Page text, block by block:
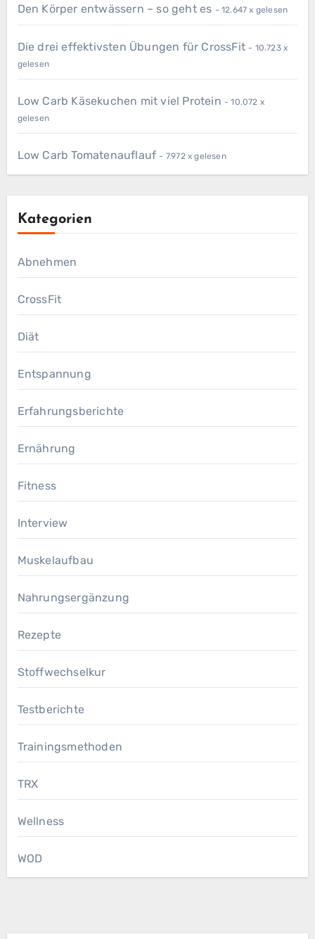
Den Körper entwässern – so geht es - 12.647 x gelesen
Die drei effektivsten Übungen für CrossFit - 10.723 x
gelesen
Low Carb Käsekuchen mit viel Protein - 10.072 x
gelesen
Low Carb Tomatenauflauf - 7.972 x gelesen
Kategorien
Abnehmen
CrossFit
Diät
Entspannung
Erfahrungsberichte
Ernährung
Fitness
Interview
Muskelaufbau
Nahrungsergänzung
Rezepte
Stoffwechselkur
Testberichte
Trainingsmethoden
TRX
Wellness
WOD